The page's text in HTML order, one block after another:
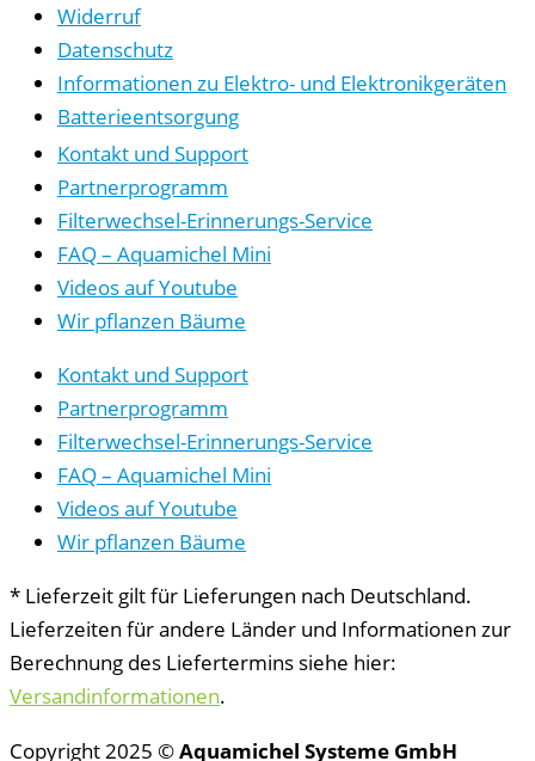
Widerruf
Datenschutz
Informationen zu Elektro- und Elektronikgeräten
Batterieentsorgung
Kontakt und Support
Partnerprogramm
Filterwechsel-Erinnerungs-Service
FAQ – Aquamichel Mini
Videos auf Youtube
Wir pflanzen Bäume
Kontakt und Support
Partnerprogramm
Filterwechsel-Erinnerungs-Service
FAQ – Aquamichel Mini
Videos auf Youtube
Wir pflanzen Bäume
* Lieferzeit gilt für Lieferungen nach Deutschland.
Lieferzeiten für andere Länder und Informationen zur
Berechnung des Liefertermins siehe hier:
Versandinformationen.
Copyright 2025 ©Aquamichel Systeme GmbH